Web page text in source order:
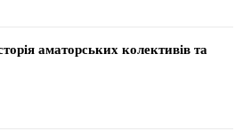
аматорських колективів та